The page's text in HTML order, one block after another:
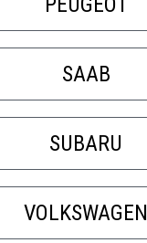
SAAB
SUBARU
VOLKSWAGEN